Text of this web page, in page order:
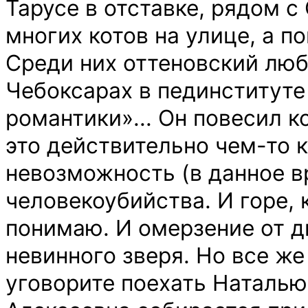
Тарусе в отставке, рядом
многих котов на улице, а
Среди них оттеновский
Чебоксарах в
романтики»... Он повесил
это действительно чем-то
невозможность (в данное
человекоубийства. И горе,
понимаю. И омерзение от
невинного зверя. Но все
уговорите поехать